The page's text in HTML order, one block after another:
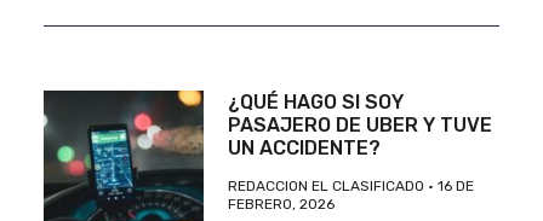
¿QUÉ HAGO SI SOY
PASAJERO DE UBER Y TUVE
UN ACCIDENTE?
REDACCION EL CLASIFICADO
16 DE
FEBRERO, 2026